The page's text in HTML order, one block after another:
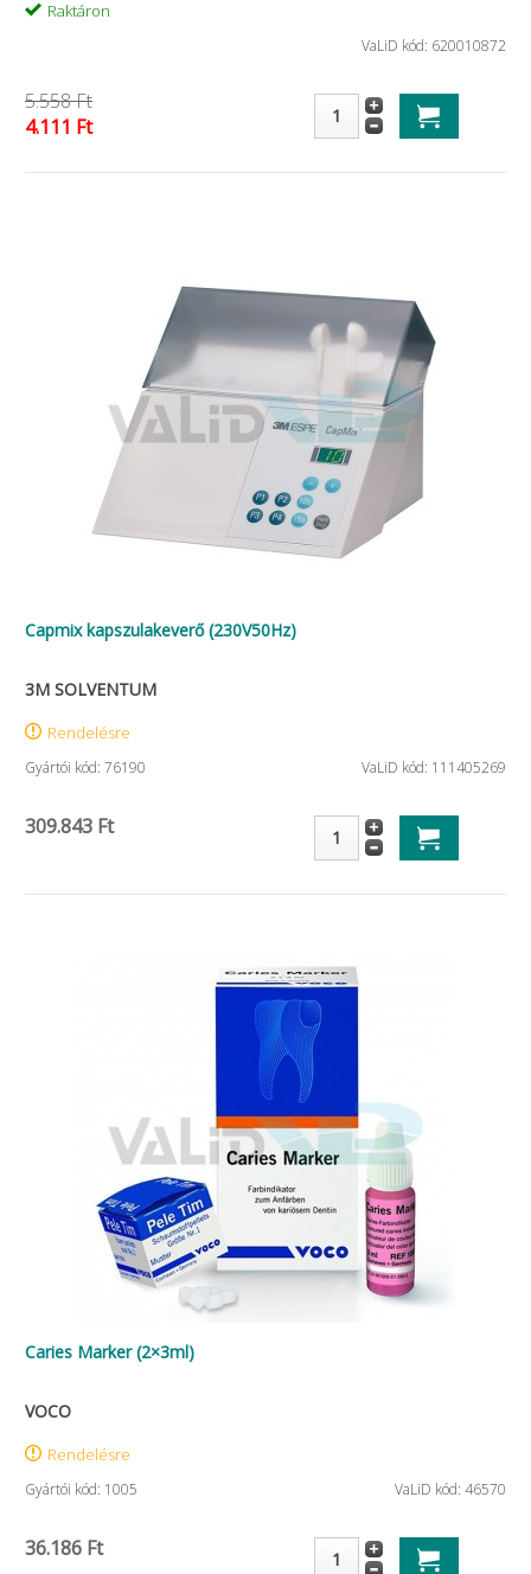
Raktáron
VaLiD kód: 620010872
5.558 Ft
4.111 Ft
Capmix kapszulakeverő (230V50Hz)
3M SOLVENTUM
Rendelésre
Gyártói kód: 76190 VaLiD kód: 111405269
309.843 Ft
Caries Marker (2×3ml)
VOCO
Rendelésre
Gyártói kód: 1005 VaLiD kód: 46570
36.186 Ft